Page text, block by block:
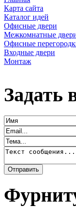
Карта сайта
Каталог идей
Офисные двери
Межкомнатные
Офисные
Входные двери
Монтаж
Задать